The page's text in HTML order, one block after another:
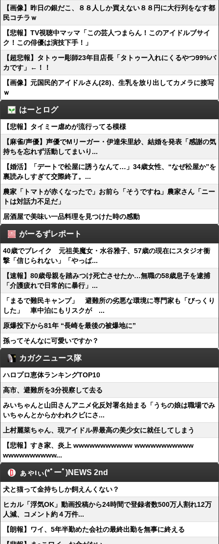
【画像】昨日の銀だこ、８８人しか買えない８８円に大行列をなす都
民コチラｗ
【悲報】TV視聴中マッマ「この芸人つまらん！このアイドルブサイ
ク！この俳優は演技下手！」
【超悲報】タトゥー彫師23年目店長「タトゥー入れにくるやつ99%バ
カです」←！！
【画像】元国民的アイドルさん(28)、生乳を放り出してカメラに接写
ｗ
はーとログ
【悲報】タイミー虐めが流行ってる模様
【麻雀/声優】声優でMリーガー・伊達朱里紗、結婚を発表「感謝の気
持ちを忘れず活動してまいり...
【婚活】「デートで松屋に誘うなんて…」34歳女性、“なぜ松屋か”を
裏読みしすぎて交際終了。...
農家「トマトが赤くなったで」お前ら「そうですね」農家さん「ニー
トは対話力不足だ」
居酒屋で美味い一品料理を見つけた時の感動
がーるずレポート
40歳でブレイク 元祖美魔女・水谷雅子、57歳の現在にスタジオ衝
撃「信じられない」「やっぱ...
【速報】80歳母親を踏みつけ死亡させたか…無職の58歳息子を逮捕
「介護疲れで日常的に暴行」...
「まるで難民キャンプ」 避難所の劣悪な環境に専門家も「びっくり
した」 車中泊にもリスクが ...
原爆投下から81年 “長崎を最後の被爆地に”
孫ってそんなに可愛いですか？
カガクニュース隊
ハロプロ恵体ランキングTOP10
高市、避難所を3分視察して去る
みいちゃんと山田さんアニメ化反対署名始まる「うちの娘は職場でみ
いちゃんとからかわれクビにさ...
上村麗菜ちゃん、現アイドル界最高の美少女に就任してしまう
【悲報】すき家、炎上 wwwwwwwwwww wwwwwwwwwww
wwwwwwwwww...
ぁゃιぃ(*ﾟーﾟ)NEWS 2nd
犬と猫って金持ちしか飼えんくない？
ヒカル「浮気OK」動画投稿から24時間で登録者数500万人割れ12万
人減、コメント約４万件...
【朗報】ワイ、5年半勤めた会社の最終出勤を無事に終える